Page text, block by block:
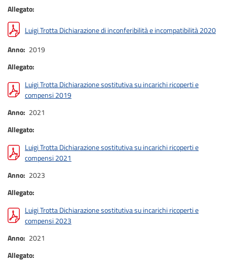
Allegato
Luigi Trotta Dichiarazione di inconferibilità e incompatibilità 2020
Anno 2019
Allegato
Luigi Trotta Dichiarazione sostitutiva su incarichi ricoperti e
compensi 2019
Anno 2021
Allegato
Luigi Trotta Dichiarazione sostitutiva su incarichi ricoperti e
compensi 2021
Anno 2023
Allegato
Luigi Trotta Dichiarazione sostitutiva su incarichi ricoperti e
compensi 2023
Anno 2021
Allegato